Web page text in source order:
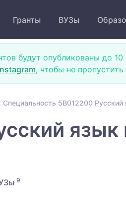
Гранты ВУЗы
будут опубликованы до 10
, чтобы не пропустить
Специальность 5B012200
9